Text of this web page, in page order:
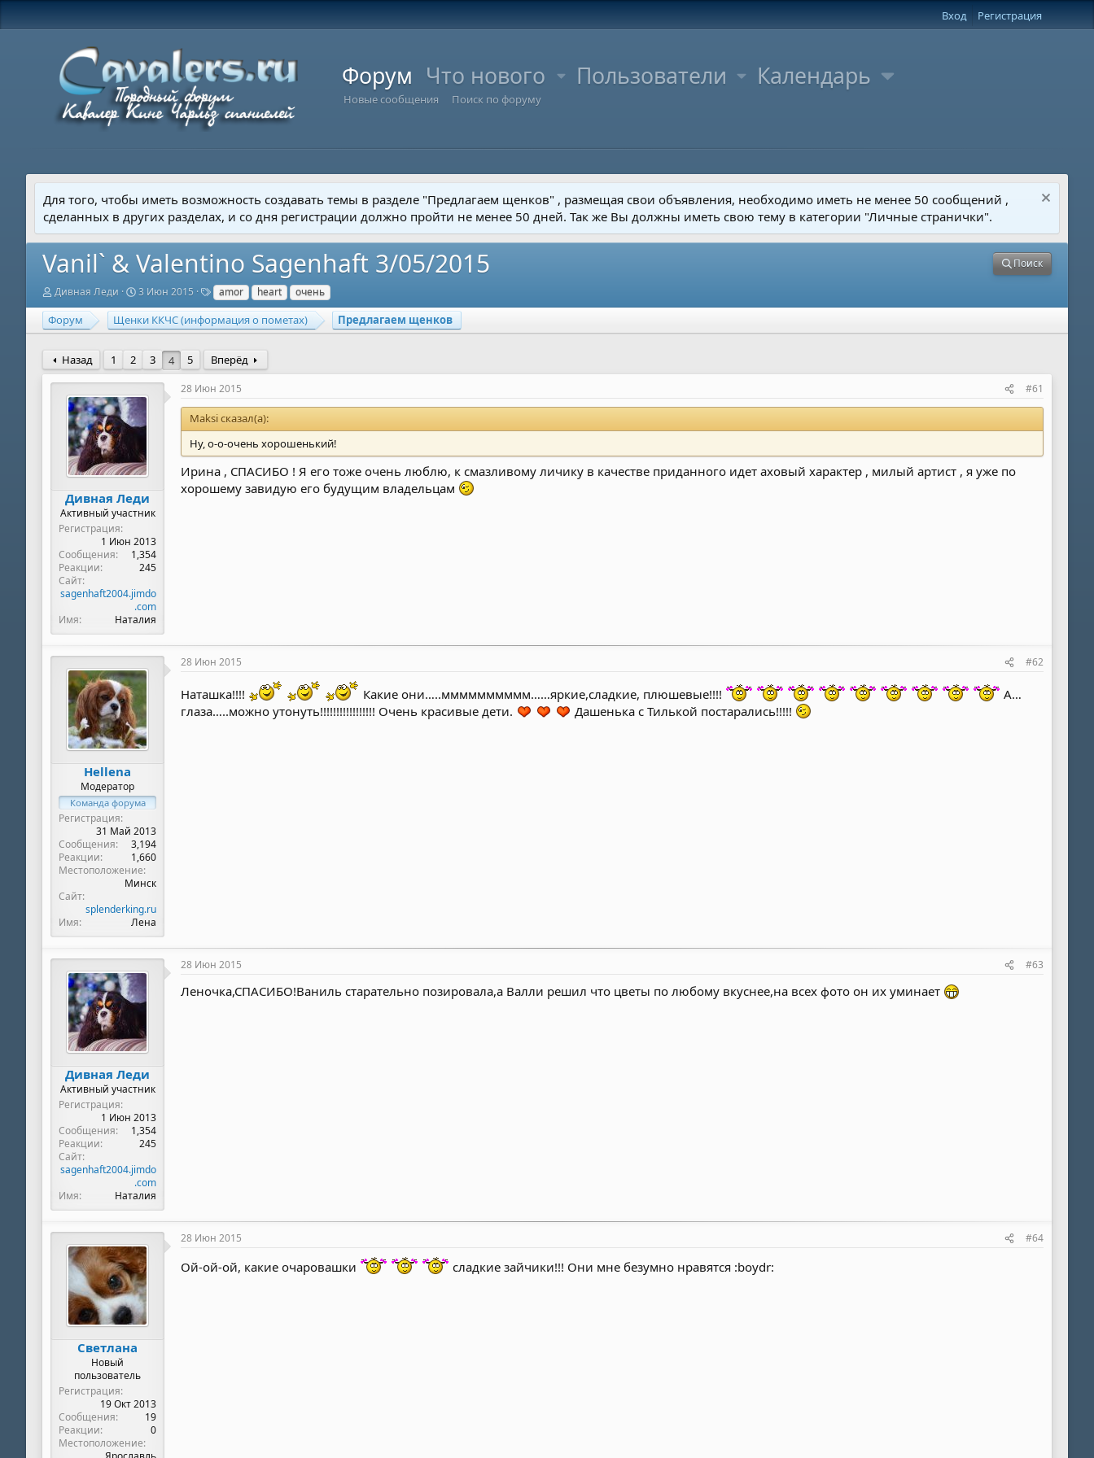
Вход Регистрация
Форум Что нового Пользователи Календарь
Новые сообщения Поиск по форуму
Для того, чтобы иметь возможность создавать темы в разделе "Предлагаем щенков" , размещая свои объявления, необходимо иметь не менее 50 сообщений ,
сделанных в других разделах, и со дня регистрации должно пройти не менее 50 дней. Так же Вы должны иметь свою тему в категории "Личные странички".
Vanil` & Valentino Sagenhaft 3/05/2015
Поиск
А
т
о
т
е
м
Дивная Леди
Д
т
а
ч
а
л
3 Июн 2015
Т
е
г
и
amor heart очень
Форум Щенки ККЧС (информация о пометах) Предлагаем щенков
Назад 1 2 3 4 5 Вперёд
Дивная Леди
Активный участник
Регистрация
1 Июн 2013
Сообщения
1,354
Реакции
245
Сайт
sagenhaft2004.jimdo
.com
Имя
Наталия
28 Июн 2015 #61
Maksi сказал(а):
Ну, о-о-очень хорошенький!
Ирина , СПАСИБО ! Я его тоже очень люблю, к смазливому личику в качестве приданного идет аховый характер , милый артист , я уже по
хорошему завидую его будущим владельцам
Hellena
Модератор
Команда форума
Регистрация
31 Май 2013
Сообщения
3,194
Реакции
1,660
Местоположение
Минск
Сайт
splenderking.ru
Имя
Лена
28 Июн 2015 #62
Наташка!!!! Какие они…..мммммммммм……яркие,сладкие, плюшевые!!!!
А…
глаза…..можно утонуть!!!!!!!!!!!!!!!!! Очень красивые дети.
Дашенька с Тилькой постарались!!!!!
Дивная Леди
Активный участник
Регистрация
1 Июн 2013
Сообщения
1,354
Реакции
245
Сайт
sagenhaft2004.jimdo
.com
Имя
Наталия
28 Июн 2015 #63
Леночка,СПАСИБО!Ваниль старательно позировала,а Валли решил что цветы по любому вкуснее,на всех фото он их уминает
Светлана
Новый
пользователь
Регистрация
19 Окт 2013
Сообщения
19
Реакции
0
Местоположение
28 Июн 2015 #64
Ой-ой-ой, какие очаровашки сладкие зайчики!!! Они мне безумно нравятся :boydr: